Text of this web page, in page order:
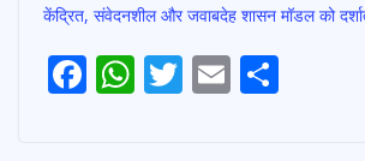
केंद्रित, संवेदनशील और जवाबदेह शासन मॉडल को
Post
F W T E